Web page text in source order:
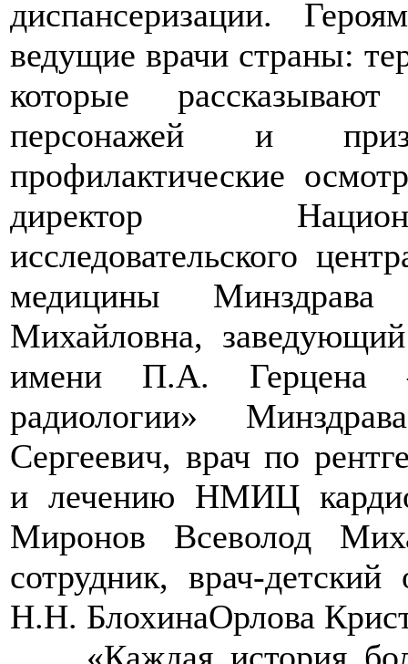
диспансеризации.
ведущие врачи страны:
которые
персонажей и
профилактические
директор
исследовательского
медицины
Михайловна,
имени П.А.
радиологии»
Сергеевич, врач по
и лечению НМИЦ
Миронов Всеволод
сотрудник, врач-
Н.Н. БлохинаОрлова